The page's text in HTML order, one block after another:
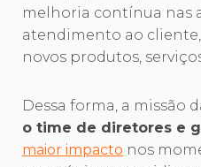
melhoria contínua nas
atendimento ao
novos produtos,
Dessa forma, a missão
o time de diretores e
maior impacto nos